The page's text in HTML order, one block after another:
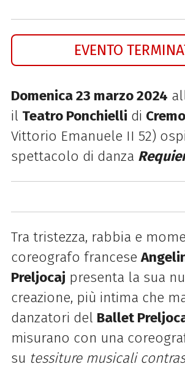
EVENTO
Domenica 23 marzo 2024
il Teatro Ponchielli di
Vittorio Emanuele II 52)
spettacolo di danza
Tra tristezza, rabbia e
coreografo francese
Preljocaj presenta la sua
creazione, più intima che
danzatori del Ballet
misurano con una
su tessiture musicali